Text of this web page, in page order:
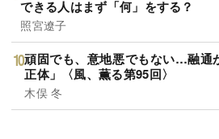
できる人はまず「何」をする？
照宮遼子
頑固でも、意地悪でもない…融通
正体」〈風、薫る第95回〉
木俣 冬